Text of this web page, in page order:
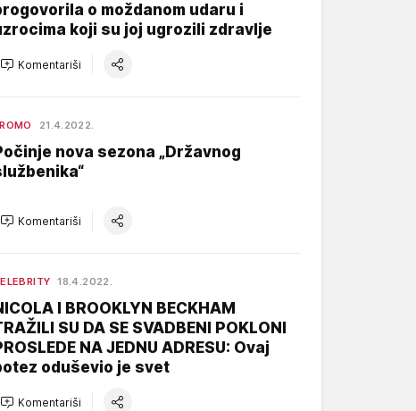
o moždanom udaru i
koji su joj ugrozili zdravlje
Komentariši
21.4.2022.
nova sezona „Državnog
Komentariši
18.4.2022.
I BROOKLYN BECKHAM
SU DA SE SVADBENI POKLONI
NA JEDNU ADRESU: Ovaj
oduševio je svet
Komentariši